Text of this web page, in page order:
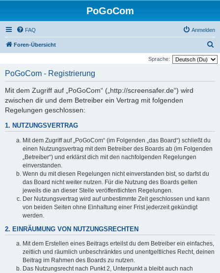
PoGoCom
FAQ Anmelden
Foren-Übersicht
u
Sprache:
PoGoCom - Registrierung
Mit dem Zugriff auf „PoGoCom“ („http://screensafer.de“) wird
zwischen dir und dem Betreiber ein Vertrag mit folgenden
Regelungen geschlossen:
1. NUTZUNGSVERTRAG
Mit dem Zugriff auf „PoGoCom“ (im Folgenden „das Board“) schließt du
einen Nutzungsvertrag mit dem Betreiber des Boards ab (im Folgenden
„Betreiber“) und erklärst dich mit den nachfolgenden Regelungen
einverstanden.
Wenn du mit diesen Regelungen nicht einverstanden bist, so darfst du
das Board nicht weiter nutzen. Für die Nutzung des Boards gelten
jeweils die an dieser Stelle veröffentlichten Regelungen.
Der Nutzungsvertrag wird auf unbestimmte Zeit geschlossen und kann
von beiden Seiten ohne Einhaltung einer Frist jederzeit gekündigt
werden.
2. EINRÄUMUNG VON NUTZUNGSRECHTEN
Mit dem Erstellen eines Beitrags erteilst du dem Betreiber ein einfaches,
zeitlich und räumlich unbeschränktes und unentgeltliches Recht, deinen
Beitrag im Rahmen des Boards zu nutzen.
Das Nutzungsrecht nach Punkt 2, Unterpunkt a bleibt auch nach